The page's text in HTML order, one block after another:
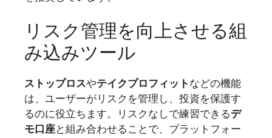
リスク管理を向上させる組
み込みツール
ストップロスやテイクプロフィット などの機能
は、ユーザーがリスクを管理し、投資を保護す
るのに役立ちます。リスクなしで練習できるデ
モ口座と組み合わせることで、プラットフォー